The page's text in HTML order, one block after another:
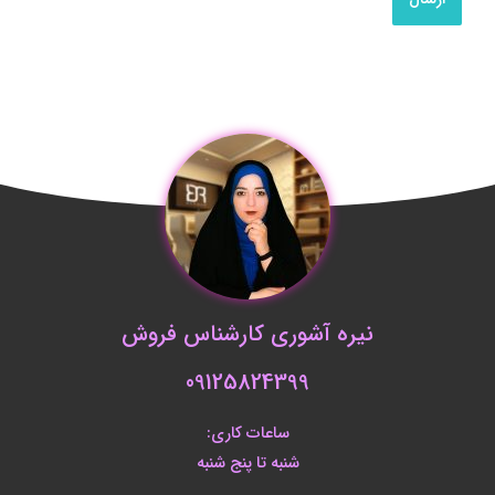
نیره آشوری کارشناس فروش
09125824399
ساعات کاری:
ساعت 9 الی 20